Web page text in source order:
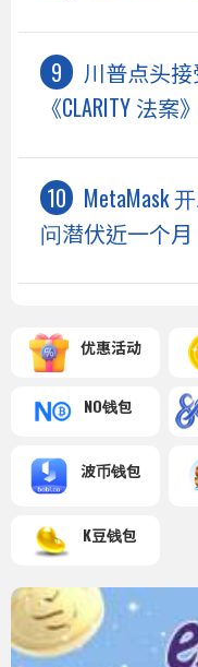
川普点头
《CLARITY 法
MetaMask
问潜伏近一个
优惠活动
NO钱包
波币钱包
K豆钱包